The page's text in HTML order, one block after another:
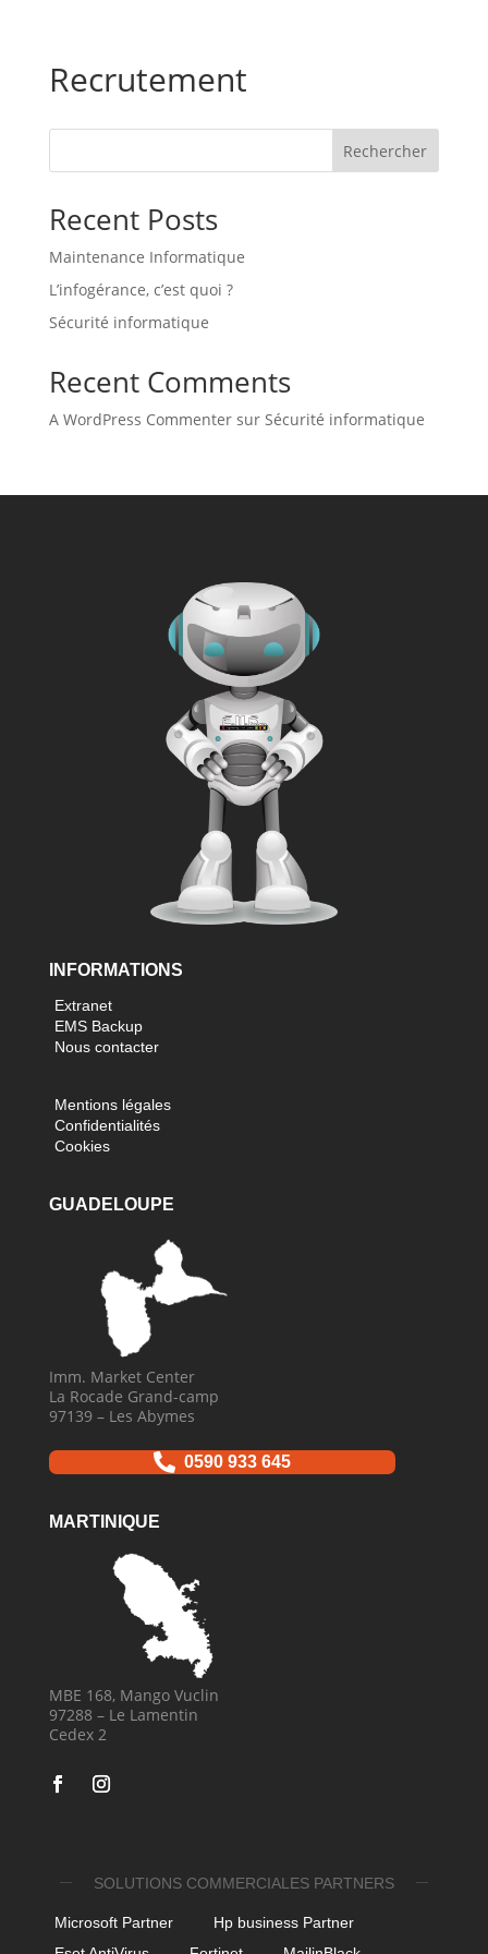
Recrutement
Rechercher
Recent Posts
Maintenance Informatique
L’infogérance, c’est quoi ?
Sécurité informatique
Recent Comments
A WordPress Commentersur Sécurité informatique
INFORMATIONS
Extranet
EMS Backup
Nous contacter
Mentions légales
Confidentialités
Cookies
GUADELOUPE
Imm. Market Center
La Rocade Grand-camp
97139 – Les Abymes
 0590 933 645
MARTINIQUE
MBE 168, Mango Vuclin
97288 – Le Lamentin
Cedex 2
SOLUTIONS COMMERCIALES PARTNERS
Microsoft Partner
Hp business Partner